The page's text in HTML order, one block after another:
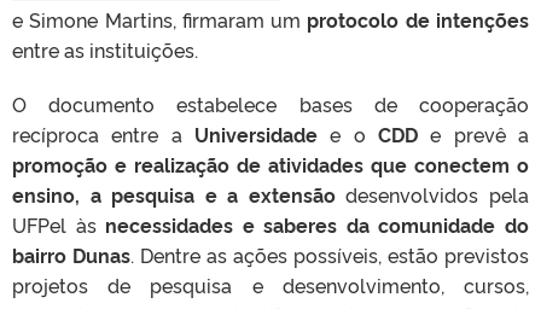
e Simone Martins, firmaram um protocolo de intenções
entre as instituições.
O documento estabelece bases de cooperação
recíproca entre a Universidade e o CDD e prevê a
promoção e realização de atividades que conectem o
ensino, a pesquisa e a extensãodesenvolvidos pela
UFPel às necessidades e saberes da comunidade do
bairro Dunas. Dentre as ações possíveis, estão previstos
projetos de pesquisa e desenvolvimento, cursos,